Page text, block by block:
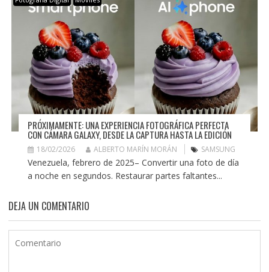
PRÓXIMAMENTE: UNA EXPERIENCIA FOTOGRÁFICA PERFECTA
CON CÁMARA GALAXY, DESDE LA CAPTURA HASTA LA EDICIÓN
18/02/2026 ALBERTO MARÍN MORÁN SAMSUNG
Venezuela, febrero de 2025– Convertir una foto de día
a noche en segundos. Restaurar partes faltantes...
DEJA UN COMENTARIO